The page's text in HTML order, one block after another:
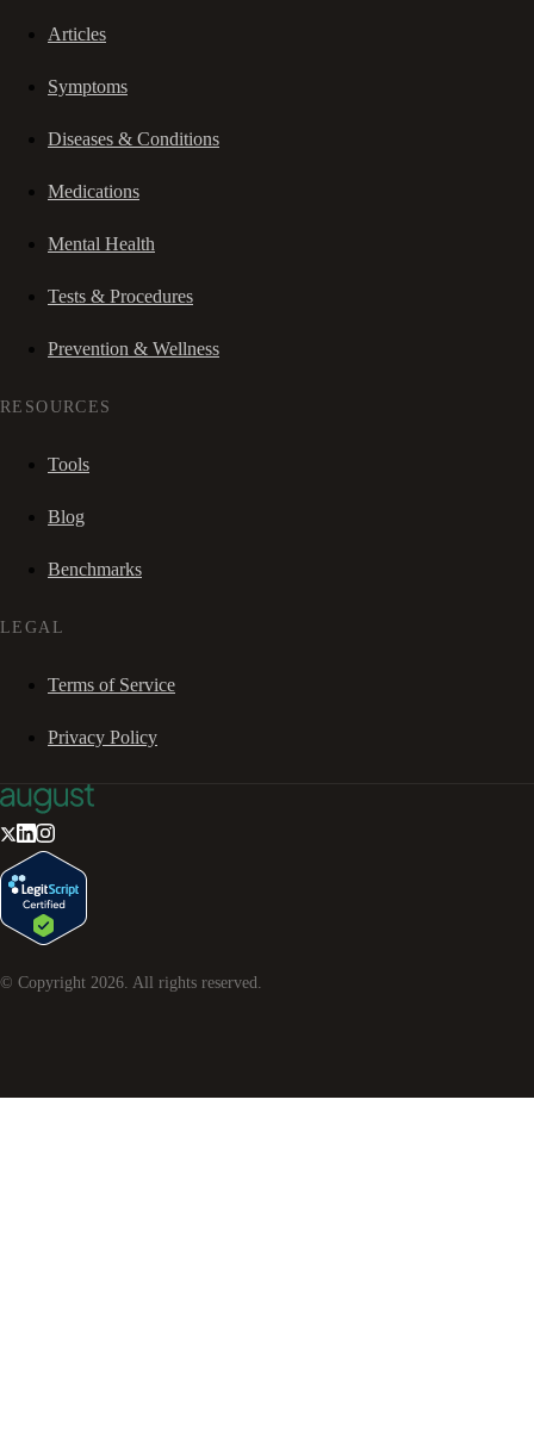
Articles
Symptoms
Diseases & Conditions
Medications
Mental Health
Tests & Procedures
Prevention & Wellness
RESOURCES
Tools
Blog
Benchmarks
LEGAL
Terms of Service
Privacy Policy
© Copyright 2026 . All rights reserved.